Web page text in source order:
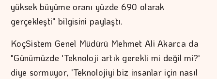
yüksek büyüme oranı yüzde 690 olarak
gerçekleşti" bilgisini paylaştı.
KoçSistem Genel Müdürü Mehmet Ali Akarca da
"Günümüzde 'Teknoloji artık gerekli mi değil mi?'
diye sormuyor, 'Teknolojiyi biz insanlar için nasıl